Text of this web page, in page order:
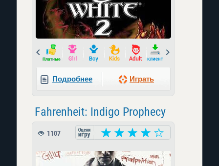
Prev
Подробнее Играть
Fahrenheit: Indigo Prophecy
1107